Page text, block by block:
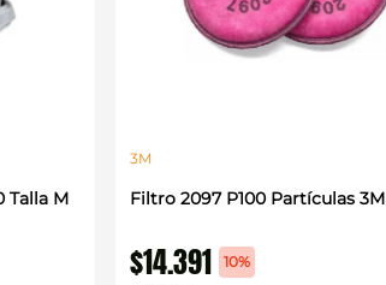
Talla M
3M
Filtro 2097 P100 Partículas 3M
$14.391 10%